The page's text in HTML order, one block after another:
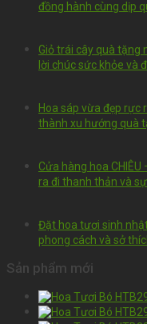
đồng hành cùng dịp
Giỏ trái cây quà tặng
lời chúc sức khỏe và
Hoa sáp vừa đẹp rực
thành xu hướng quà
Cửa hàng hoa
ra đi thanh thản và
Đặt hoa tươi sinh
phong cách và sở
Sản phẩm mới